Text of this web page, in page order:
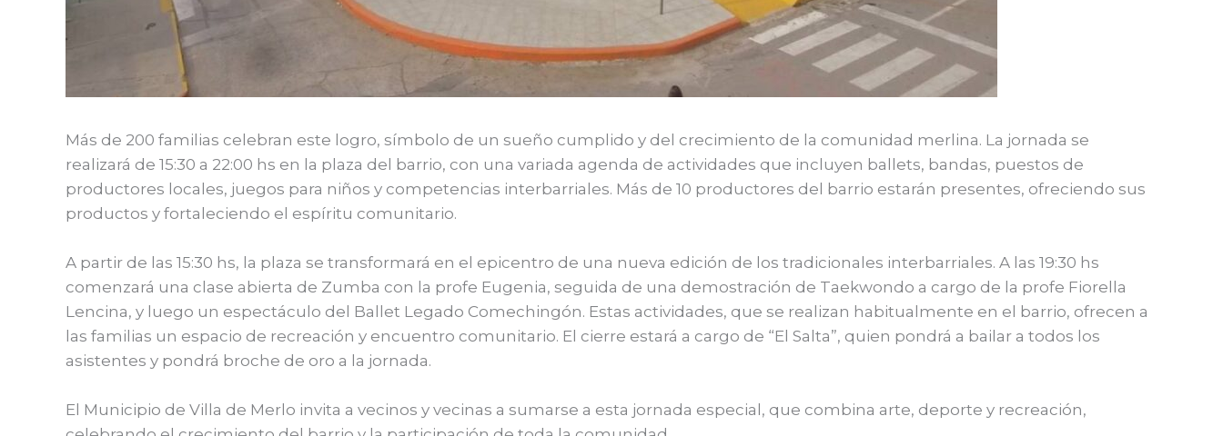
Más de 200 familias celebran este logro, símbolo de un sueño cumplido y del crecimiento de la comunidad merlina. La jornada se
realizará de 15:30 a 22:00 hs en la plaza del barrio, con una variada agenda de actividades que incluyen ballets, bandas, puestos de
productores locales, juegos para niños y competencias interbarriales. Más de 10 productores del barrio estarán presentes, ofreciendo sus
productos y fortaleciendo el espíritu comunitario.
A partir de las 15:30 hs, la plaza se transformará en el epicentro de una nueva edición de los tradicionales interbarriales. A las 19:30 hs
comenzará una clase abierta de Zumba con la profe Eugenia, seguida de una demostración de Taekwondo a cargo de la profe Fiorella
Lencina, y luego un espectáculo del Ballet Legado Comechingón. Estas actividades, que se realizan habitualmente en el barrio, ofrecen a
las familias un espacio de recreación y encuentro comunitario. El cierre estará a cargo de “El Salta”, quien pondrá a bailar a todos los
asistentes y pondrá broche de oro a la jornada.
El Municipio de Villa de Merlo invita a vecinos y vecinas a sumarse a esta jornada especial, que combina arte, deporte y recreación,